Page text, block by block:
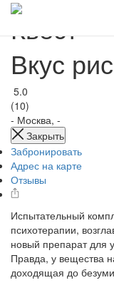
Квест
Вкус
5.0
(10)
- Москва, -
Закрыть
Забронировать
Адрес на карте
Отзывы
Испытательный
психотерапии,
новый препарат для
Правда, у вещества
доходящая до